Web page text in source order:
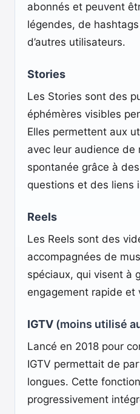
abonnés et peuvent
légendes, de
d’autres utilisateurs.
Stories
Les Stories sont des
éphémères visibles
Elles permettent aux
avec leur audience de
spontanée grâce à
questions et des liens
Reels
Les Reels sont des
accompagnées de
spéciaux, qui visent à
engagement rapide et
IGTV (moins utilisé
Lancé en 2018 pour
IGTV permettait de
longues. Cette
progressivement